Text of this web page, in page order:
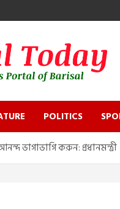
POLITICS
ভাগাভাগি করুন: প্রধানমন্ত্রী